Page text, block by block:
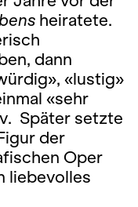
heiratete.
dann
«lustig»
«sehr
Später setzte
der
Oper
liebevolles